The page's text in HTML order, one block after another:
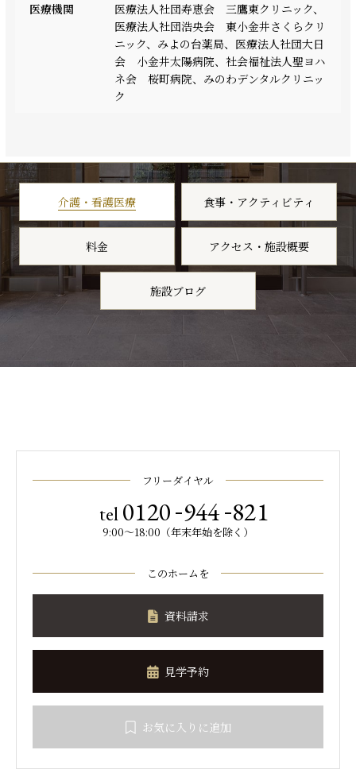
医療機関
医療法人社団寿恵会 三鷹東クリニック、
医療法人社団浩央会 東小金井さくらクリ
ニック、みよの台薬局、医療法人社団大日
会 小金井太陽病院、社会福祉法人聖ヨハ
ネ会 桜町病院、みのわデンタルクリニッ
ク
介護・看護医療 食事・アクティビティ
料金 アクセス・施設概要
施設ブログ
フリーダイヤル
tel0120-944-821
9:00～18:00（年末年始を除く）
このホームを
資料請求
見学予約
お気に入りに追加